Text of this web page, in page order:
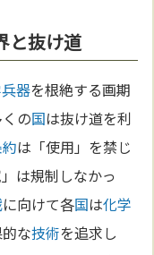
と抜け道
器を根絶する画期
の国は抜け道を利
は「使用」を禁じ
は規制しなかっ
に向けて各国は化学
な技術を追求し